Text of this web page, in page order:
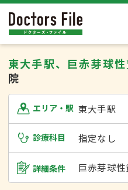
東大手駅、巨赤芽球性
院
エリア・駅 東大手駅
診療科目 指定なし
詳細条件 巨赤芽球性